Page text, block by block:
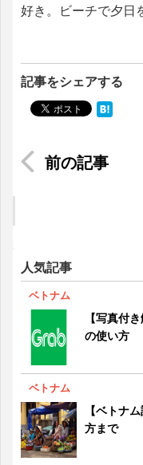
好き。ビーチで夕日
記事をシェアする
タイ人と働く～
日本とシンガポ
人気記事
ベトナム
【写真付
の使い方
ベトナム
【ベトナ
方まで